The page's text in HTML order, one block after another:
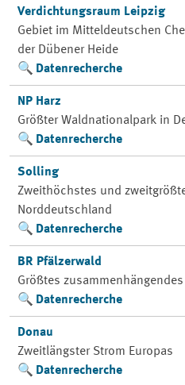
Verdichtungsraum Leipzig
Gebiet im Mitteldeutschen
der Dübener Heide
Datenrecherche
NP Harz
Größter Waldnationalpark in
Datenrecherche
Solling
Zweithöchstes und
Norddeutschland
Datenrecherche
BR Pfälzerwald
Größtes
Datenrecherche
Donau
Zweitlängster Strom Europas
Datenrecherche